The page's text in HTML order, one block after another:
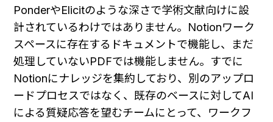
PonderやElicitのような深さで学術文献向けに設
計されているわけではありません。Notionワーク
スペースに存在するドキュメントで機能し、まだ
処理していないPDFでは機能しません。すでに
Notionにナレッジを集約しており、別のアップロ
ードプロセスではなく、既存のベースに対してAI
による質疑応答を望むチームにとって、ワークフ